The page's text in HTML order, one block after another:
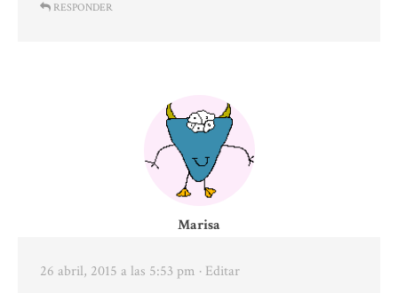
RESPONDER
Marisa
26 abril, 2015 a las 5:53 pm · Editar